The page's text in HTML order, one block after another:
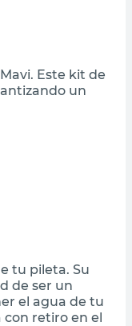
Este kit de
un
tu pileta. Su
de ser un
el agua de tu
retiro en el